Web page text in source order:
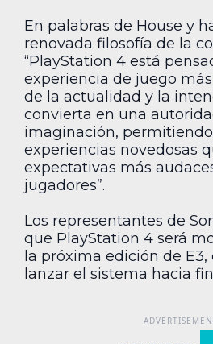
En palabras de House y
renovada filosofía de la
“PlayStation 4 está
experiencia de juego
de la actualidad y la
convierta en una
imaginación,
experiencias novedosas
expectativas más
jugadores”.
Los representantes de
que PlayStation 4 será
la próxima edición de E3,
lanzar el sistema hacia